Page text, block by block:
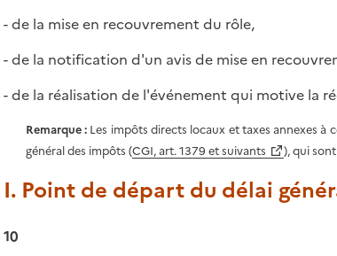
- de la mise en recouvrement du rôle,
- de la notification d'un avis de mise en
- de la réalisation de l'événement qui motive la
Remarque : Les impôts directs locaux et taxes annexes à
général des impôts (CGI, art. 1379 et suivants ), qui
I. Point de départ du délai
10